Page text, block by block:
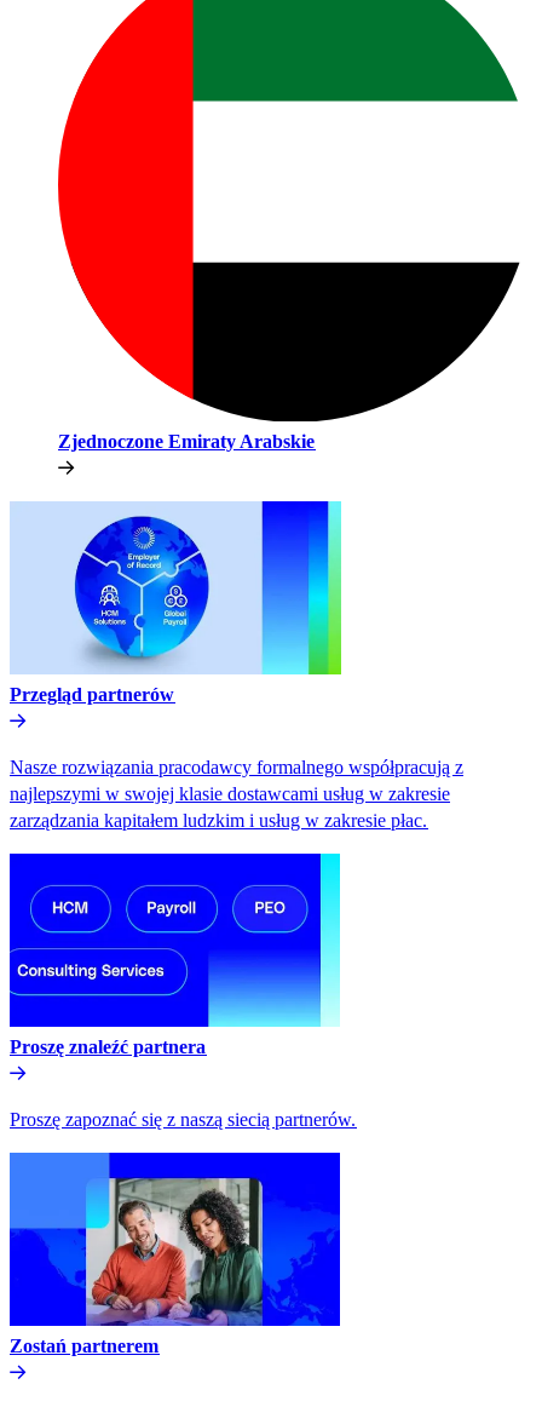
Zjednoczone Emiraty Arabskie​​
Przegląd partnerów​​
Nasze rozwiązania pracodawcy formalnego współpracują z
najlepszymi w swojej klasie dostawcami usług w zakresie
zarządzania kapitałem ludzkim i usług w zakresie płac.​​
Proszę znaleźć partnera​​
Proszę zapoznać się z naszą siecią partnerów.​​
Zostań partnerem​​